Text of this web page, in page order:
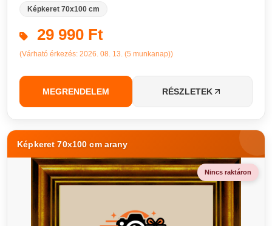
Képkeret 70x100 cm
29 990 Ft
(Várható érkezés: 2026. 08. 13. (5 munkanap))
MEGRENDELEM RÉSZLETEK
Képkeret 70x100 cm arany
Nincs raktáron